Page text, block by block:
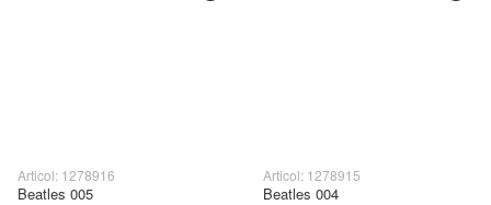
Articol: 1278916
Beatles 005
Articol: 1278915
Beatles 004